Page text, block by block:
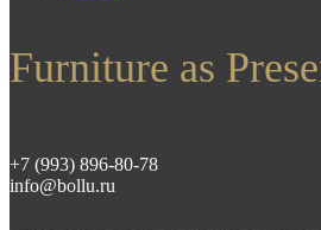
Furniture as
+7 (993) 896-80-78
info@bollu.ru